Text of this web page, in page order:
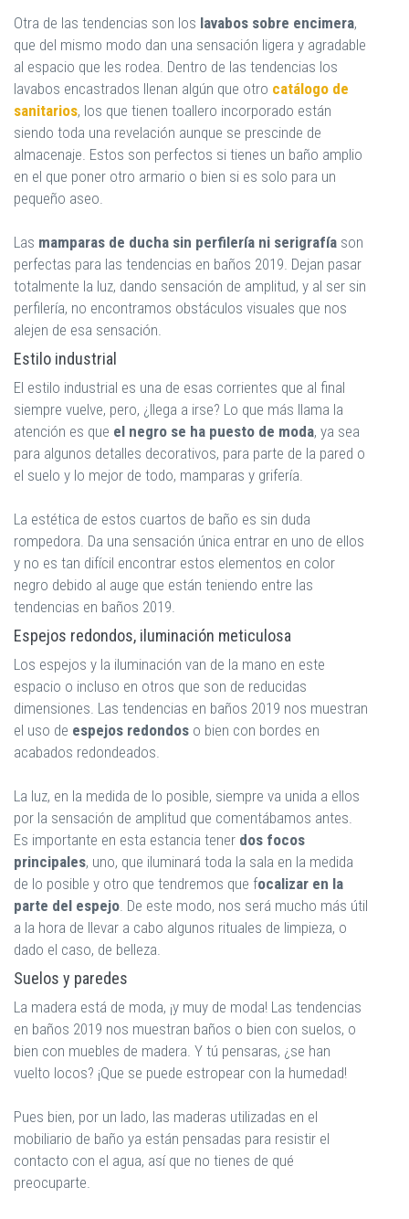
Otra de las tendencias son los lavabos sobre encimera,
que del mismo modo dan una sensación ligera y agradable
al espacio que les rodea. Dentro de las tendencias los
lavabos encastrados llenan algún que otro catálogo de
sanitarios, los que tienen toallero incorporado están
siendo toda una revelación aunque se prescinde de
almacenaje. Estos son perfectos si tienes un baño amplio
en el que poner otro armario o bien si es solo para un
pequeño aseo.
Las mamparas de ducha sin perfilería ni serigrafía son
perfectas para las tendencias en baños 2019. Dejan pasar
totalmente la luz, dando sensación de amplitud, y al ser sin
perfilería, no encontramos obstáculos visuales que nos
alejen de esa sensación.
Estilo industrial
El estilo industrial es una de esas corrientes que al final
siempre vuelve, pero, ¿llega a irse? Lo que más llama la
atención es que el negro se ha puesto de moda, ya sea
para algunos detalles decorativos, para parte de la pared o
el suelo y lo mejor de todo, mamparas y grifería.
La estética de estos cuartos de baño es sin duda
rompedora. Da una sensación única entrar en uno de ellos
y no es tan difícil encontrar estos elementos en color
negro debido al auge que están teniendo entre las
tendencias en baños 2019.
Espejos redondos, iluminación meticulosa
Los espejos y la iluminación van de la mano en este
espacio o incluso en otros que son de reducidas
dimensiones. Las tendencias en baños 2019 nos muestran
el uso de espejos redondos o bien con bordes en
acabados redondeados.
La luz, en la medida de lo posible, siempre va unida a ellos
por la sensación de amplitud que comentábamos antes.
Es importante en esta estancia tener dos focos
principales, uno, que iluminará toda la sala en la medida
de lo posible y otro que tendremos que focalizar en la
parte del espejo . De este modo, nos será mucho más útil
a la hora de llevar a cabo algunos rituales de limpieza, o
dado el caso, de belleza.
Suelos y paredes
La madera está de moda, ¡y muy de moda! Las tendencias
en baños 2019 nos muestran baños o bien con suelos, o
bien con muebles de madera. Y tú pensaras, ¿se han
vuelto locos? ¡Que se puede estropear con la humedad!
Pues bien, por un lado, las maderas utilizadas en el
mobiliario de baño ya están pensadas para resistir el
contacto con el agua, así que no tienes de qué
preocuparte.